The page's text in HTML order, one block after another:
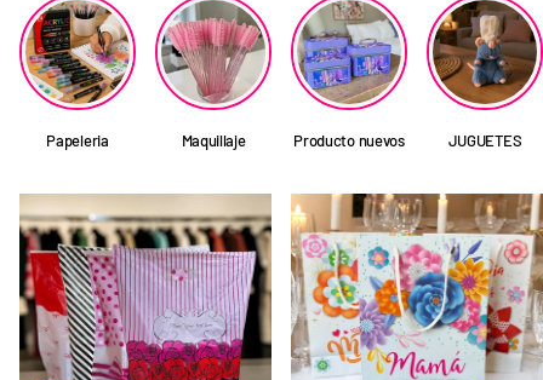
Papeleria Maquillaje Producto nuevos JUGUETES